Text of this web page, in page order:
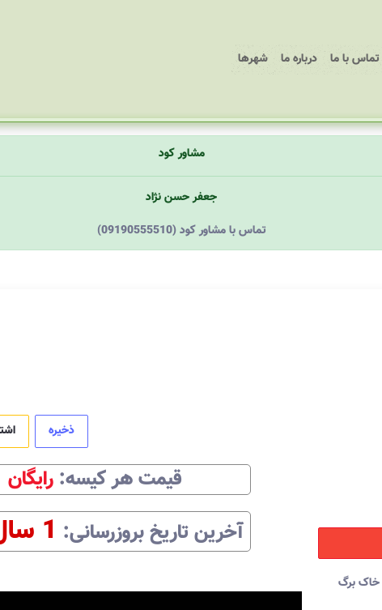
تماس با ما درباره ما شهرها
مشاور کود
جعفر حسن نژاد
(09190555510) تماس با مشاور کود
ذخیره
قیمت هرکیسه:‌ رایگان
آخرین تاریخ بروزرسانی:‌ 1 سال
خاک برگ